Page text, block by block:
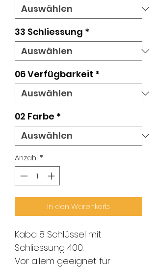
33 Schliessung *
06 Verfügbarkeit *
02 Farbe *
Anzahl *
In den Warenkorb
Kaba 8 Schlüssel mit
Schliessung 400.
Vor allem geeignet für